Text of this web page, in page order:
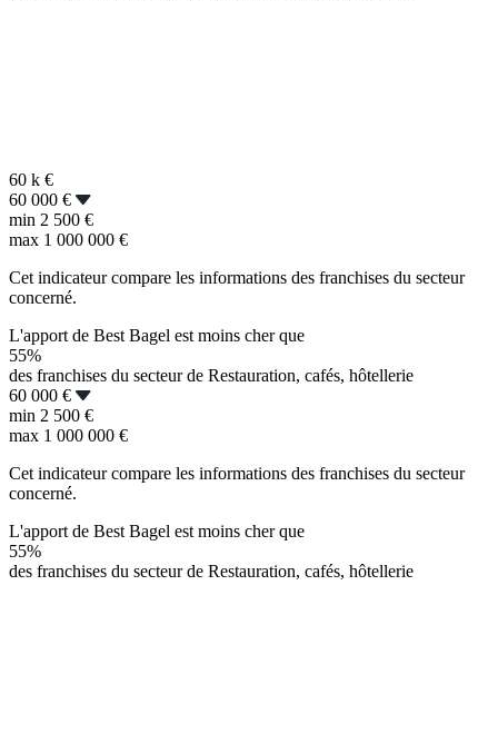
60 k €
60 000 €
min 2 500 €
max 1 000 000 €
Cet indicateur compare les informations des franchises du secteur
concerné.
L'apport de Best Bagel est moins cher que
55%
des franchises du secteur de Restauration, cafés, hôtellerie
60 000 €
min 2 500 €
max 1 000 000 €
Cet indicateur compare les informations des franchises du secteur
concerné.
L'apport de Best Bagel est moins cher que
55%
des franchises du secteur de Restauration, cafés, hôtellerie